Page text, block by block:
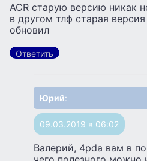
ACR старую версию никак
в другом тлф старая
обновил
Ответить
Юрий:
09.03.2019 в 06:02
Валерий, 4pda вам в